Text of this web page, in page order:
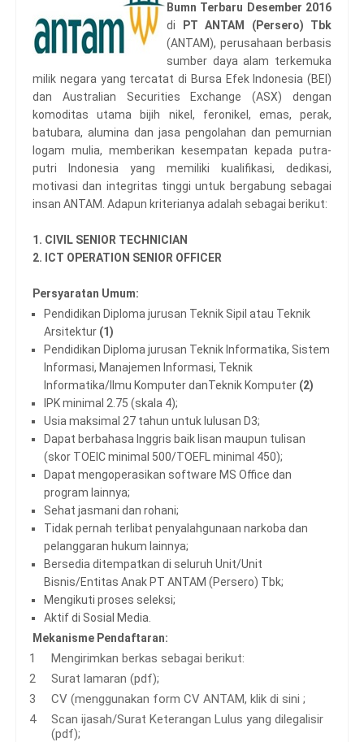
Bumn Terbaru Desember 2016
di
PT ANTAM (Persero) Tbk
(ANTAM), perusahaan berbasis
sumber daya alam terkemuka
milik negara yang tercatat di Bursa Efek Indonesia (BEI)
dan Australian Securities Exchange (ASX) dengan
komoditas utama bijih nikel, feronikel, emas, perak,
batubara, alumina dan jasa pengolahan dan pemurnian
logam mulia, memberikan kesempatan kepada putra-
putri Indonesia yang memiliki kualifikasi, dedikasi,
motivasi dan integritas tinggi untuk bergabung sebagai
insan ANTAM. Adapun kriterianya adalah sebagai berikut:
1. CIVIL SENIOR TECHNICIAN
2. ICT OPERATION SENIOR OFFICER
Persyaratan Umum:
Pendidikan Diploma jurusan Teknik Sipil atau Teknik
Arsitektur (1)
Pendidikan Diploma jurusan Teknik Informatika, Sistem
Informasi, Manajemen Informasi, Teknik
Informatika/Ilmu Komputer danTeknik Komputer (2)
IPK minimal 2.75 (skala 4);
Usia maksimal 27 tahun untuk lulusan D3;
Dapat berbahasa Inggris baik lisan maupun tulisan
(skor TOEIC minimal 500/TOEFL minimal 450);
Dapat mengoperasikan software MS Office dan
program lainnya;
Sehat jasmani dan rohani;
Tidak pernah terlibat penyalahgunaan narkoba dan
pelanggaran hukum lainnya;
Bersedia ditempatkan di seluruh Unit/Unit
Bisnis/Entitas Anak PT ANTAM (Persero) Tbk;
Mengikuti proses seleksi;
Aktif di Sosial Media.
Mekanisme Pendaftaran:
Mengirimkan berkas sebagai berikut:
Surat lamaran (pdf);
CV (menggunakan form CV ANTAM, klik di sini ;
Scan ijasah/Surat Keterangan Lulus yang dilegalisir
(pdf);